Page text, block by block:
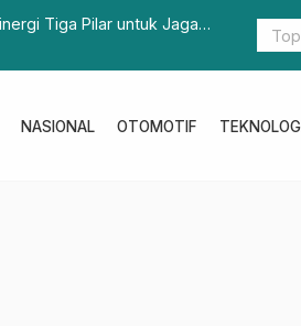
Sejumlah
NASIONAL OTOMOTIF